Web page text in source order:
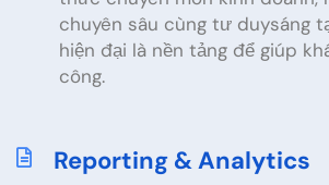
chuyên sâu cùng tư duysáng
hiện đại là nền tảng để giúp
công.
Reporting & Analytics